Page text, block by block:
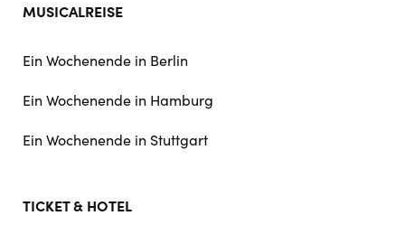
MUSICALREISE
Ein Wochenende in Berlin
Ein Wochenende in Hamburg
Ein Wochenende in Stuttgart
TICKET & HOTEL